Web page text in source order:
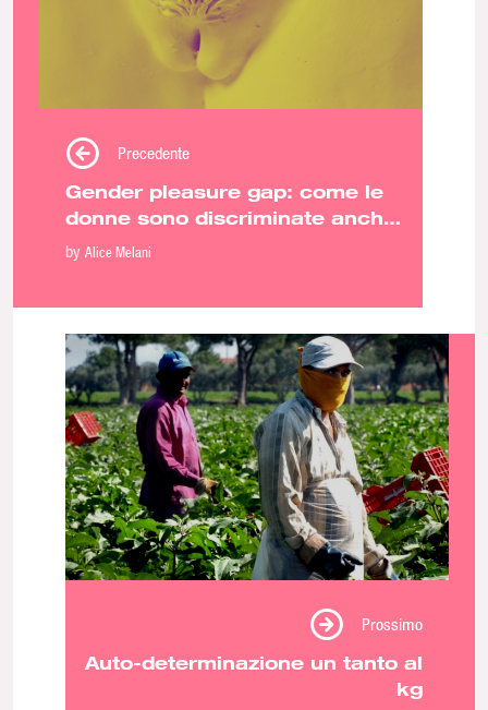
Precedente
Gender pleasure gap: come le
donne sono discriminate anche
nel sesso
by Alice Melani
Prossimo
Auto-determinazione un tanto al
kg